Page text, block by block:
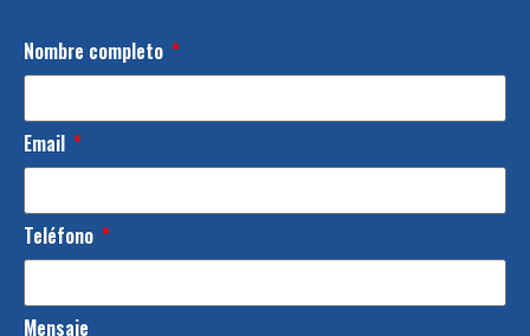
Nombre completo
Email
Teléfono
Mensaje